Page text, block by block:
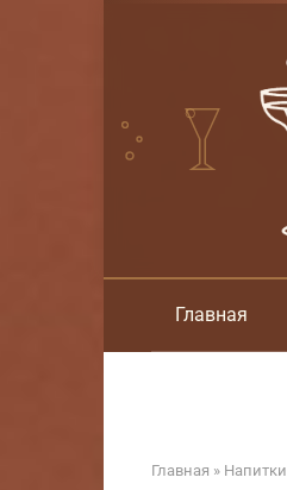
Главная
Главная » Напитки